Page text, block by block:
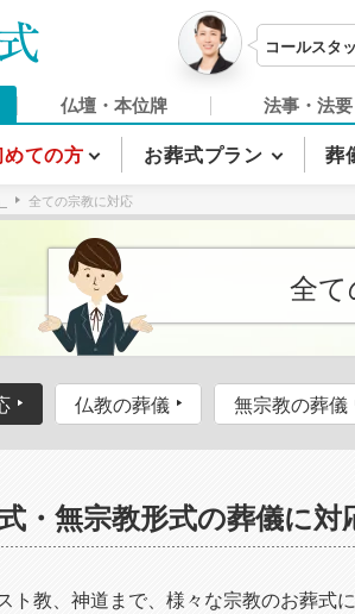
コールスタ
仏壇・本位牌 法事・法要
めての方 お葬式プラン 葬
全ての宗教に対応
全
仏教の葬儀 無宗教の葬儀
・無宗教形式の葬儀に対
ト教、神道まで、様々な宗教のお葬式に